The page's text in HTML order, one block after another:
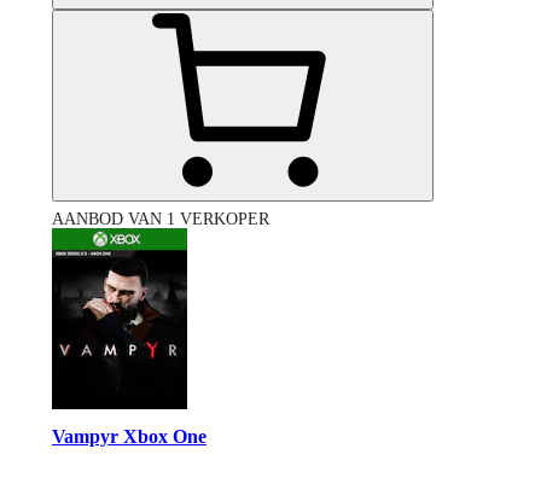
AANBOD VAN 1 VERKOPER
Vampyr Xbox One